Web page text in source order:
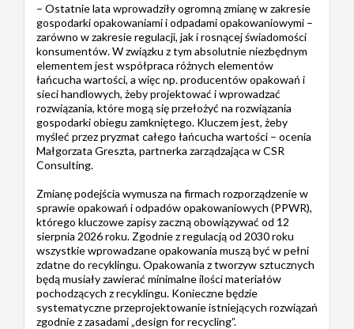
– Ostatnie lata wprowadziły ogromną zmianę w zakresie
gospodarki opakowaniami i odpadami opakowaniowymi –
zarówno w zakresie regulacji, jak i rosnącej świadomości
konsumentów. W związku z tym absolutnie niezbędnym
elementem jest współpraca różnych elementów
łańcucha wartości, a więc np. producentów opakowań i
sieci handlowych, żeby projektować i wprowadzać
rozwiązania, które mogą się przełożyć na rozwiązania
gospodarki obiegu zamkniętego. Kluczem jest, żeby
myśleć przez pryzmat całego łańcucha wartości – ocenia
Małgorzata Greszta, partnerka zarządzająca w CSR
Consulting.
Zmianę podejścia wymusza na firmach rozporządzenie w
sprawie opakowań i odpadów opakowaniowych (PPWR),
którego kluczowe zapisy zaczną obowiązywać od 12
sierpnia 2026 roku. Zgodnie z regulacją od 2030 roku
wszystkie wprowadzane opakowania muszą być w pełni
zdatne do recyklingu. Opakowania z tworzyw sztucznych
będą musiały zawierać minimalne ilości materiałów
pochodzących z recyklingu. Konieczne będzie
systematyczne przeprojektowanie istniejących rozwiązań
zgodnie z zasadami „design for recycling”.